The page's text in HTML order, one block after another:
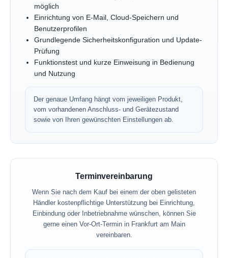
möglich
Einrichtung von E-Mail, Cloud-Speichern und
Benutzerprofilen
Grundlegende Sicherheitskonfiguration und Update-
Prüfung
Funktionstest und kurze Einweisung in Bedienung
und Nutzung
Der genaue Umfang hängt vom jeweiligen Produkt,
vom vorhandenen Anschluss- und Gerätezustand
sowie von Ihren gewünschten Einstellungen ab.
Terminvereinbarung
Wenn Sie nach dem Kauf bei einem der oben gelisteten
Händler kostenpflichtige Unterstützung bei Einrichtung,
Einbindung oder Inbetriebnahme wünschen, können Sie
gerne einen Vor-Ort-Termin in Frankfurt am Main
vereinbaren.